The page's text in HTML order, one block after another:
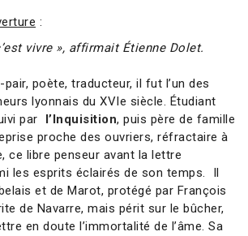
:
vivre », affirmait Étienne Dolet.
poète, traducteur, il fut l’un des
lyonnais du XVIe siècle. Étudiant
par
l’Inquisition, puis père de famille
proche des ouvriers, réfractaire à
ce libre penseur avant la lettre
les esprits éclairés de son temps. Il
et de Marot, protégé par François
de Navarre, mais périt sur le bûcher,
en doute l’immortalité de l’âme. Sa